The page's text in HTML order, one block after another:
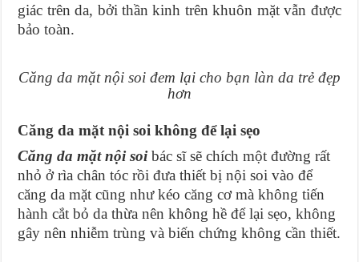
giác trên da, bởi thần kinh trên khuôn mặt vẫn được
bảo toàn.
Căng da mặt nội soi đem lại cho bạn làn da trẻ đẹp
hơn
Căng da mặt nội soi không để lại sẹo
Căng da mặt nội soi bác sĩ sẽ chích một đường rất
nhỏ ở rìa chân tóc rồi đưa thiết bị nội soi vào để
căng da mặt cũng như kéo căng cơ mà không tiến
hành cắt bỏ da thừa nên không hề để lại sẹo, không
gây nên nhiễm trùng và biến chứng không cần thiết.